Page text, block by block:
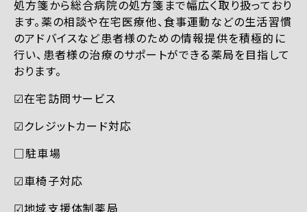
処方箋から総合病院の処方箋まで幅広く取り扱っており
ます。薬の相談や在宅医療他、食事運動などの生活習慣
のアドバイスなど患者様のための情報提供を積極的に
行い、患者様の治療のサポートができる薬局を目指して
おります。
☑︎在宅訪問サービス
☑︎クレジットカード対応
□駐車場
☑︎車椅子対応
☑︎地域支援体制薬局